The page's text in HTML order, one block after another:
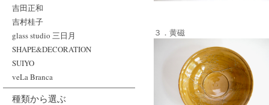
吉田正和
吉村桂子
glass studio 三日月
SHAPE&DECORATION
SUIYO
veLa Branca
種類から選ぶ
３．黄磁